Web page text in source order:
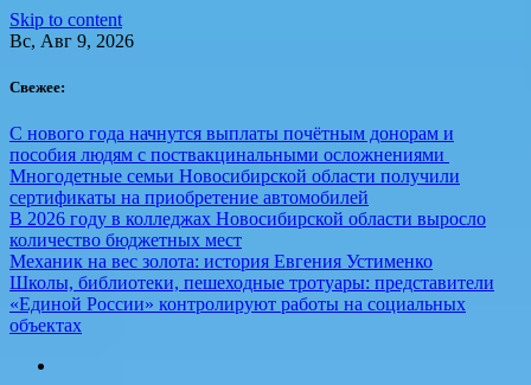
Skip to content
Вс, Авг 9, 2026
Свежее:
С нового года начнутся выплаты почётным донорам и
пособия людям с поствакцинальными осложнениями
Многодетные семьи Новосибирской области получили
сертификаты на приобретение автомобилей
В 2026 году в колледжах Новосибирской области выросло
количество бюджетных мест
Механик на вес золота: история Евгения Устименко
Школы, библиотеки, пешеходные тротуары: представители
«Единой России» контролируют работы на социальных
объектах